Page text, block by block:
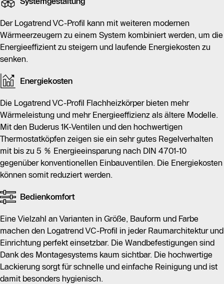
Der Logatrend VC-Profil kann mit weiteren modernen
Wärmeerzeugern zu einem System kombiniert werden, um die
Energieeffizient zu steigern und laufende Energiekosten zu
senken.
Energiekosten
Die Logatrend VC-Profil Flachheizkörper bieten mehr
Wärmeleistung und mehr Energieeffizienz als ältere Modelle.
Mit den Buderus 1K-Ventilen und den hochwertigen
Thermostatköpfen zeigen sie ein sehr gutes Regelverhalten
mit bis zu 5 % Energieeinsparung nach DIN 4701-10
gegenüber konventionellen Einbauventilen. Die Energiekosten
können somit reduziert werden.
Bedienkomfort
Eine Vielzahl an Varianten in Größe, Bauform und Farbe
machen den Logatrend VC-Profil in jeder Raumarchitektur und
Einrichtung perfekt einsetzbar. Die Wandbefestigungen sind
Dank des Montagesystems kaum sichtbar. Die hochwertige
Lackierung sorgt für schnelle und einfache Reinigung und ist
damit besonders hygienisch.